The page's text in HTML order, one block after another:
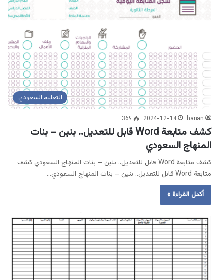
التعليم السعودي
hanan
2024-12-14
369
كشف متابعة Word قابل للتعديل.. ‏بنين – بنات
المنهاج السعودي
كشف متابعة Word قابل للتعديل.. ‏بنين – بنات المنهاج السعودي كشف
متابعة Word قابل للتعديل.. ‏بنين – بنات المنهاج السعودي…
أكمل القراءة »